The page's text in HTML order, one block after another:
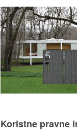
Koristne pravne